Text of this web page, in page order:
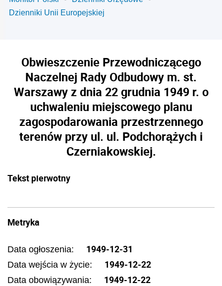
Dzienniki Unii Europejskiej
Obwieszczenie Przewodniczącego
Naczelnej Rady Odbudowy m. st.
Warszawy z dnia 22 grudnia 1949 r. o
uchwaleniu miejscowego planu
zagospodarowania przestrzennego
terenów przy ul. ul. Podchorążych i
Czerniakowskiej.
Tekst pierwotny
Metryka
Data ogłoszenia: 1949-12-31
Data wejścia w życie: 1949-12-22
Data obowiązywania: 1949-12-22